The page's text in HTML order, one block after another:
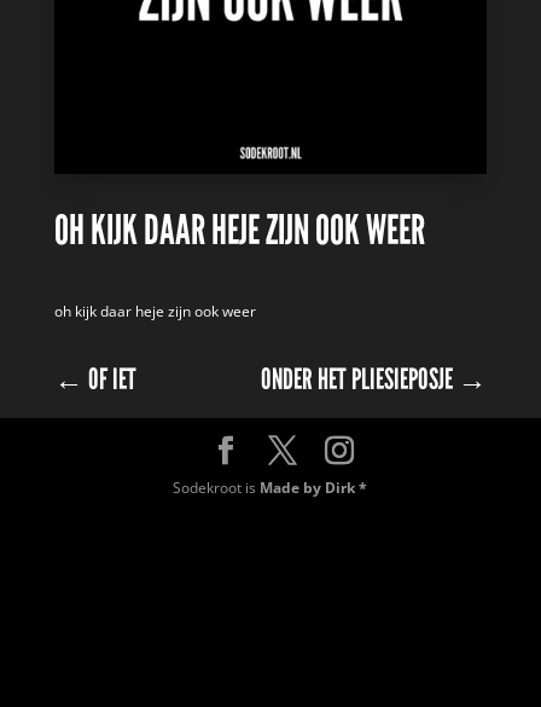
OH KIJK DAAR HEJE ZIJN OOK WEER
oh kijk daar heje zijn ook weer
← OF IET ONDER HET PLIESIEPOSJE →
Sodekroot is Made by Dirk *